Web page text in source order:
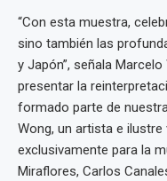
“Con esta muestra,
sino también las
y Japón”, señala
presentar la
formado parte de
Wong, un artista e
exclusivamente para la
Miraflores, Carlos